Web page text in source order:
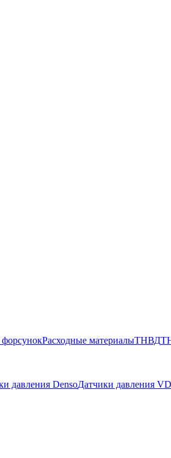
Расходные материалыТНВД
давления DensoДатчики давления